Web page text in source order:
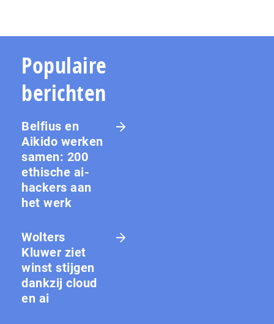
Populaire
berichten
Belfius en
Aikido werken
samen: 200
ethische ai-
hackers aan
het werk
Wolters
Kluwer ziet
winst stijgen
dankzij cloud
en ai